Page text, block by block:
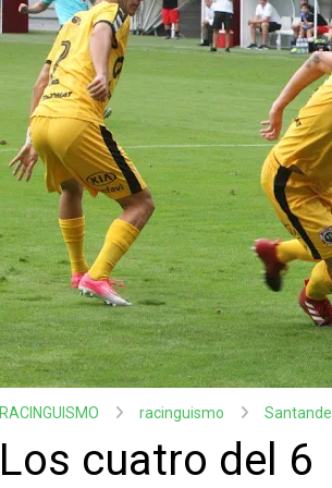
RACINGUISMO racinguismo
Los cuatro del 6